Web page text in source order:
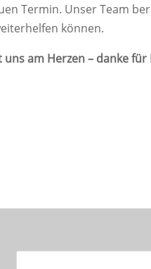
Termin. Unser Team
können.
am Herzen – danke